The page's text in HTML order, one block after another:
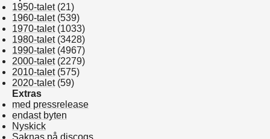
1950-talet(21)
1960-talet(539)
1970-talet(1033)
1980-talet(3428)
1990-talet(4967)
2000-talet(2279)
2010-talet(575)
2020-talet(59)
Extras
med pressrelease
endast byten
Nyskick
Saknas på discogs